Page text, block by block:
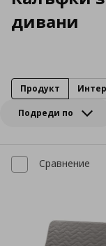
дивани
Подреди по
Продукт
Сравнение